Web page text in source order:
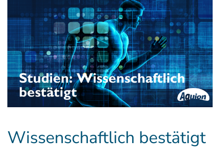
Wissenschaftlich bestätigt